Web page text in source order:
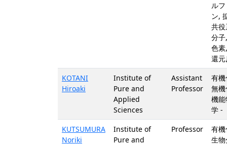
ル
ン,
共
分
色
還
KOTANI
Hiroaki
Institute of
Pure and
Applied
Sciences
Assistant
Professor
有
無
機
学 -
KUTSUMURA
Noriki
Institute of
Pure and
Professor
有
生